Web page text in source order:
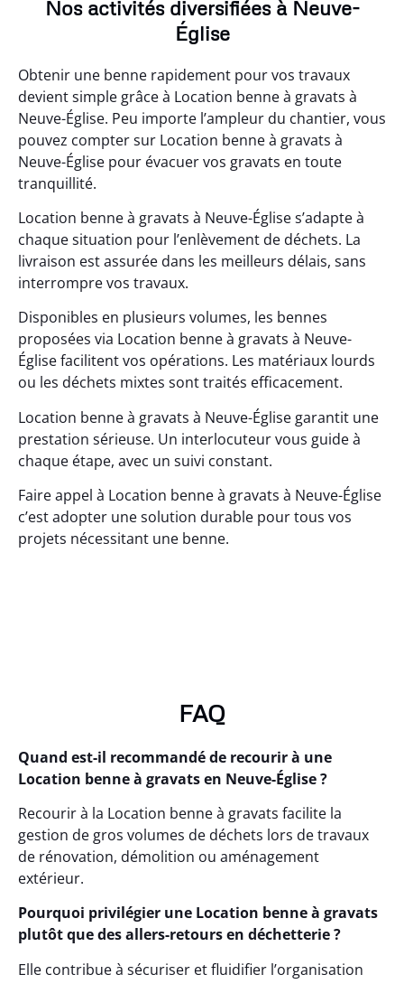
Nos activités diversifiées à Neuve-
Église
Obtenir une benne rapidement pour vos travaux
devient simple grâce à Location benne à gravats à
Neuve-Église. Peu importe l’ampleur du chantier, vous
pouvez compter sur Location benne à gravats à
Neuve-Église pour évacuer vos gravats en toute
tranquillité.
Location benne à gravats à Neuve-Église s’adapte à
chaque situation pour l’enlèvement de déchets. La
livraison est assurée dans les meilleurs délais, sans
interrompre vos travaux.
Disponibles en plusieurs volumes, les bennes
proposées via Location benne à gravats à Neuve-
Église facilitent vos opérations. Les matériaux lourds
ou les déchets mixtes sont traités efficacement.
Location benne à gravats à Neuve-Église garantit une
prestation sérieuse. Un interlocuteur vous guide à
chaque étape, avec un suivi constant.
Faire appel à Location benne à gravats à Neuve-Église
c’est adopter une solution durable pour tous vos
projets nécessitant une benne.
FAQ
Quand est-il recommandé de recourir à une
Location benne à gravats en Neuve-Église ?
Recourir à la Location benne à gravats facilite la
gestion de gros volumes de déchets lors de travaux
de rénovation, démolition ou aménagement
extérieur.
Pourquoi privilégier une Location benne à gravats
plutôt que des allers-retours en déchetterie ?
Elle contribue à sécuriser et fluidifier l’organisation